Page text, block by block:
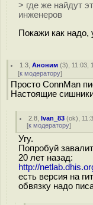
> где же найдут
инженеров
Покажи как надо,
1.3 ,Аноним (3), 11:03,
[к модератору]
Просто ConnMan
Настоящие
2.8 ,Ivan_83 (ok),
[к модератору]
Угу.
Попробуй
20 лет назад:
http://
есть версия на
обвязку надо